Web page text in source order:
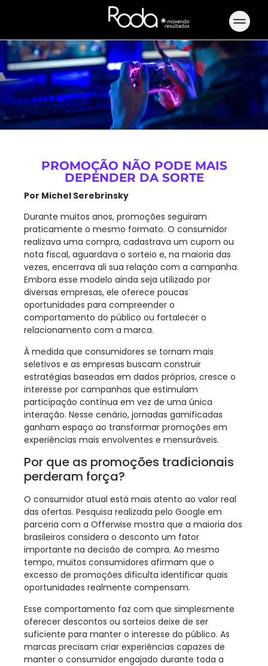
PROMOÇÃO NÃO PODE MAIS
DEPENDER DA SORTE
Por Michel Serebrinsky
Durante muitos anos, promoções seguiram
praticamente o mesmo formato. O consumidor
realizava uma compra, cadastrava um cupom ou
nota fiscal, aguardava o sorteio e, na maioria das
vezes, encerrava ali sua relação com a campanha.
Embora esse modelo ainda seja utilizado por
diversas empresas, ele oferece poucas
oportunidades para compreender o
comportamento do público ou fortalecer o
relacionamento com a marca.
À medida que consumidores se tornam mais
seletivos e as empresas buscam construir
estratégias baseadas em dados próprios, cresce o
interesse por campanhas que estimulam
participação contínua em vez de uma única
interação. Nesse cenário, jornadas gamificadas
ganham espaço ao transformar promoções em
experiências mais envolventes e mensuráveis.
Por que as promoções tradicionais
perderam força?
O consumidor atual está mais atento ao valor real
das ofertas. Pesquisa realizada pelo Google em
parceria com a Offerwise mostra que a maioria dos
brasileiros considera o desconto um fator
importante na decisão de compra. Ao mesmo
tempo, muitos consumidores afirmam que o
excesso de promoções dificulta identificar quais
oportunidades realmente compensam.
Esse comportamento faz com que simplesmente
oferecer descontos ou sorteios deixe de ser
suficiente para manter o interesse do público. As
marcas precisam criar experiências capazes de
manter o consumidor engajado durante toda a